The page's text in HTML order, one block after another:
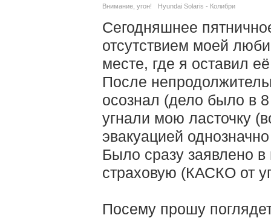
Внимание, угон! Hyundai Solaris - Колибри
Сегодняшнее
отсутствием моей
месте, где я оставил
После
осознал (дело было в
угнали мою ласточку
эвакуацией
Было сразу заявлено
страховую (КАСКО от
Посему прошу